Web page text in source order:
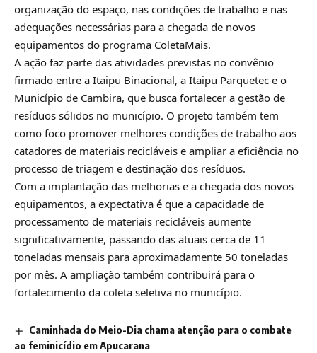
organização do espaço, nas condições de trabalho e nas
adequações necessárias para a chegada de novos
equipamentos do programa ColetaMais.
A ação faz parte das atividades previstas no convênio
firmado entre a Itaipu Binacional, a Itaipu Parquetec e o
Município de Cambira, que busca fortalecer a gestão de
resíduos sólidos no município. O projeto também tem
como foco promover melhores condições de trabalho aos
catadores de materiais recicláveis e ampliar a eficiência no
processo de triagem e destinação dos resíduos.
Com a implantação das melhorias e a chegada dos novos
equipamentos, a expectativa é que a capacidade de
processamento de materiais recicláveis aumente
significativamente, passando das atuais cerca de 11
toneladas mensais para aproximadamente 50 toneladas
por mês. A ampliação também contribuirá para o
fortalecimento da coleta seletiva no município.
Caminhada do Meio-Dia chama atenção para o combate
ao feminicídio em Apucarana